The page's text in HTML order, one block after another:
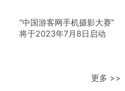
“中国游客网手机摄影大赛”
将于2023年7月8日启动
更多 >>